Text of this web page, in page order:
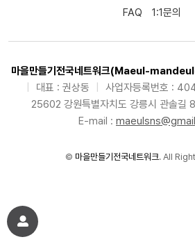
FAQ
1:1문의
마을만들기전국네트워크(Maeul-
대표 : 권상동 사업자등록번호 :
25602 강원특별자치도 강릉시 관솔길
E-mail :
© 마을만들기전국네트워크. All